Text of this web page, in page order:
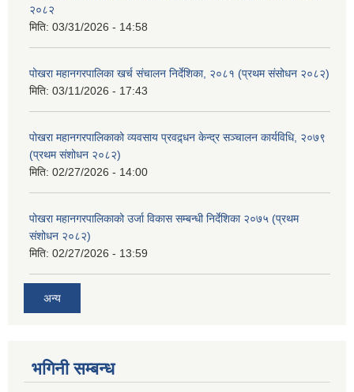
२०८२
मिति: 03/31/2026 - 14:58
पोखरा महानगरपालिका खर्च संचालन निर्देशिका, २०८१ (प्रथम संसोधन २०८२)
मिति: 03/11/2026 - 17:43
पोखरा महानगरपालिकाको व्यवसाय प्रवद्र्धन केन्द्र सञ्चालन कार्यविधि, २०७९
(प्रथम संशोधन २०८२)
मिति: 02/27/2026 - 14:00
पोखरा महानगरपालिकाको उर्जा विकास सम्बन्धी निर्देशिका २०७५ (प्रथम
संशोधन २०८२)
मिति: 02/27/2026 - 13:59
अन्य
भगिनी सम्बन्ध